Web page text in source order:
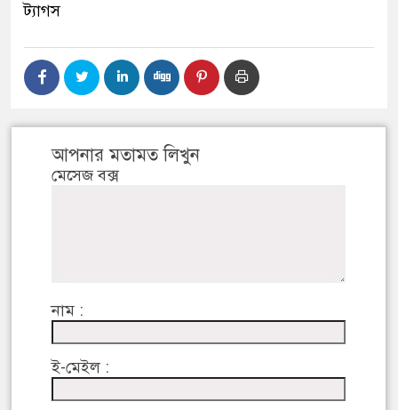
ট্যাগস
আপনার মতামত লিখুন
মেসেজ বক্স
নাম :
ই-মেইল :